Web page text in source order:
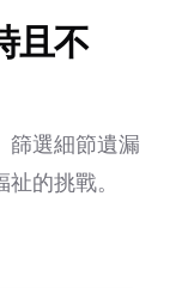
且不
篩選細節遺漏
的挑戰。